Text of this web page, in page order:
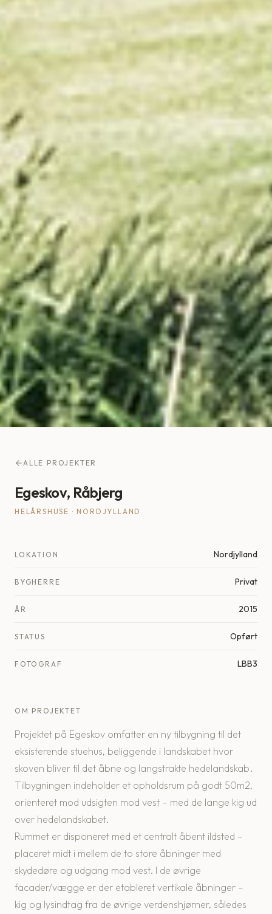
ALLE PROJEKTER
Egeskov, Råbjerg
HELÅRSHUSE · NORDJYLLAND
LOKATION Nordjylland
BYGHERRE Privat
ÅR 2015
STATUS Opført
FOTOGRAF LBB3
OM PROJEKTET
Projektet på Egeskov omfatter en ny tilbygning til det
eksisterende stuehus, beliggende i landskabet hvor
skoven bliver til det åbne og langstrakte hedelandskab.
Tilbygningen indeholder et opholdsrum på godt 50m2,
orienteret mod udsigten mod vest – med de lange kig ud
over hedelandskabet.
Rummet er disponeret med et centralt åbent ildsted –
placeret midt i mellem de to store åbninger med
skydedøre og udgang mod vest. I de øvrige
facader/vægge er der etableret vertikale åbninger –
kig og lysindtag fra de øvrige verdenshjørner, således